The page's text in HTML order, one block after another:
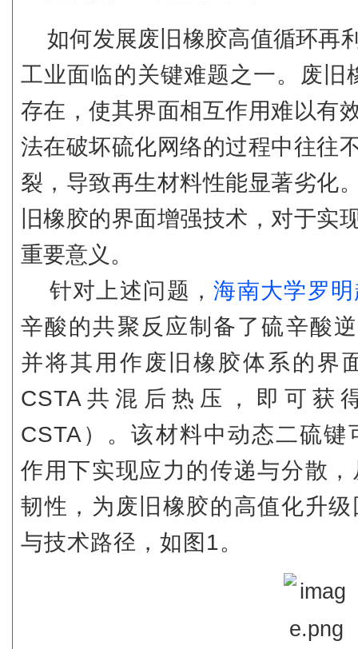
如何发展废旧橡胶高值循环再
工业面临的关键难题之一。废
存在，使其界面相互作用难以有
法在破坏硫化网络的过程中往往
裂，导致再生材料性能显著劣化
旧橡胶的界面增强技术，对于实
重要意义。
针对上述问题，海南大学罗
辛酸的共聚反应制备了硫辛酸
并将其用作废旧橡胶体系的界
CSTA共混后热压，即可获
CSTA）。该材料中动态二硫
作用下实现应力的传递与分散
韧性，为废旧橡胶的高值化升
与技术路径，如图1。